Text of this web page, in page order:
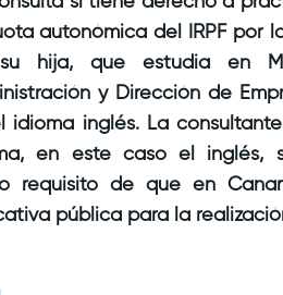
los gastos de estudios
que estudia en Madrid el grado en
y Dirección de
idioma inglés. La
en este caso el inglés,
de que en Canarias no existe oferta
pública para la realización de los estudios